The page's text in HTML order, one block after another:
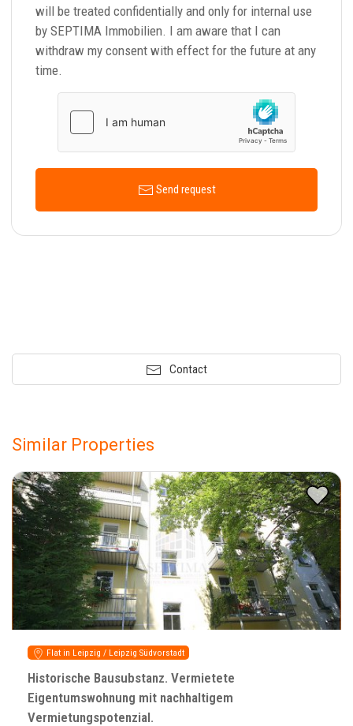
will be treated confidentially and only for internal use
by SEPTIMA Immobilien. I am aware that I can
withdraw my consent with effect for the future at any
time.
Send request
Contact
Similar Properties
Flat in Leipzig / Leipzig Südvorstadt
Historische Bausubstanz. Vermietete
Eigentumswohnung mit nachhaltigem
Vermietungspotenzial.